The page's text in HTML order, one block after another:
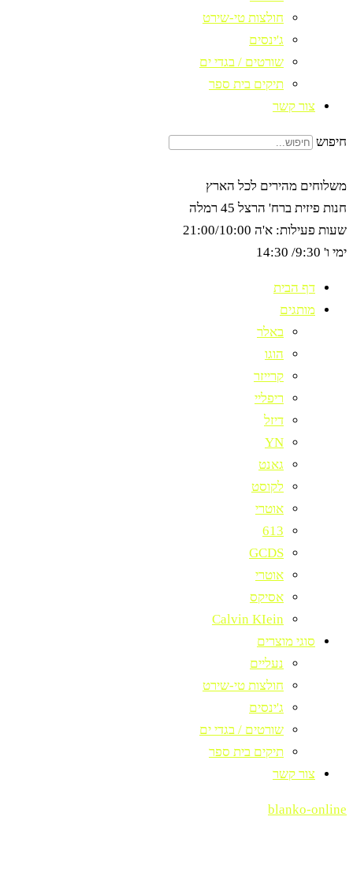
חולצות טי-שירט
ג'ינסים
שורטים / בגדי ים
תיקים בית ספר
צור קשר
חיפוש
משלוחים מהירים לכל הארץ
חנות פיזית ברח' הרצל 45 רמלה
שעות פעילות: א'ה 21:00/10:00
ימי ו' 9:30/ 14:30
דף הבית
מותגים
באלר
הוגו
קרייזר
ריפליי
דיזל
YN
גאנט
לקוסט
אוטרי
613
GCDS
אוטרי
אסיקס
Calvin KIein
סוגי מוצרים
נעליים
חולצות טי-שירט
ג'ינסים
שורטים / בגדי ים
תיקים בית ספר
צור קשר
blanko-online